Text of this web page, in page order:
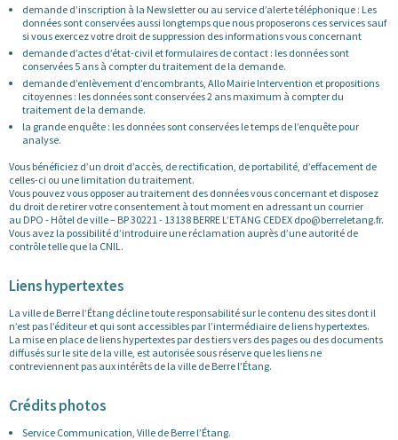
demande d’inscription à la Newsletter ou au service d’alerte téléphonique : Les
données sont conservées aussi longtemps que nous proposerons ces services sauf
si vous exercez votre droit de suppression des informations vous concernant
demande d’actes d’état-civil et formulaires de contact : les données sont
conservées 5 ans à compter du traitement de la demande.
demande d’enlèvement d’encombrants, Allo Mairie Intervention et propositions
citoyennes : les données sont conservées 2 ans maximum à compter du
traitement de la demande.
la grande enquête : les données sont conservées le temps de l’enquête pour
analyse.
Vous bénéficiez d’un droit d’accès, de rectification, de portabilité, d’effacement de
celles-ci ou une limitation du traitement.
Vous pouvez vous opposer au traitement des données vous concernant et disposez
du droit de retirer votre consentement à tout moment en adressant un courrier
au DPO - Hôtel de ville – BP 30221 - 13138 BERRE L’ETANG CEDEX dpo@berreletang.fr.
Vous avez la possibilité d’introduire une réclamation auprès d’une autorité de
contrôle telle que la CNIL.
Liens hypertextes
La ville de Berre l’Étang décline toute responsabilité sur le contenu des sites dont il
n’est pas l’éditeur et qui sont accessibles par l’intermédiaire de liens hypertextes.
La mise en place de liens hypertextes par des tiers vers des pages ou des documents
diffusés sur le site de la ville, est autorisée sous réserve que les liens ne
contreviennent pas aux intérêts de la ville de Berre l’Étang.
Crédits photos
Service Communication, Ville de Berre l’Étang.